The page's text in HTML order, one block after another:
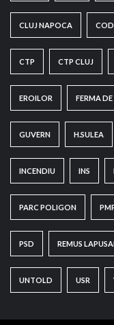
CLUJ NAPOCA COD
CTP CTP CLUJ
EROILOR FERMA DE
GUVERN H.SULEA
INCENDIU INS
PARC POLIGON
PSD REMUS
UNTOLD USR